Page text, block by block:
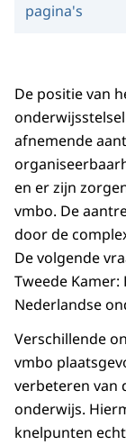
pagina's
De positie van
afnemende
en er zijn
vmbo. De
door de
De volgende
Tweede
Nederlandse
Verschillende
vmbo
verbeteren van
onderwijs.
knelpunten